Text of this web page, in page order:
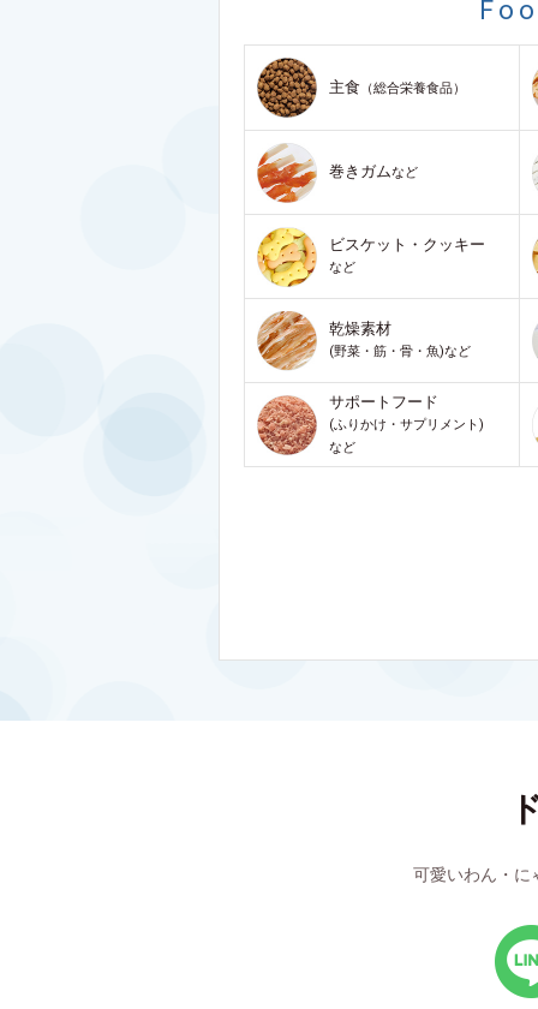
主食 （総合栄養食品）
巻きガムなど
ビスケット・クッキー
など
乾燥素材
(野菜・筋・骨・魚)など
サポートフード
(ふりかけ・サプリメント)
など
可愛いわん・に